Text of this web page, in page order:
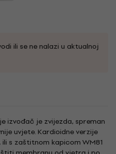
ili se ne nalazi u aktualnoj
izvođač je zvijezda, spreman
uvjete. Kardioidne verzije
s zaštitnom kapicom WM81